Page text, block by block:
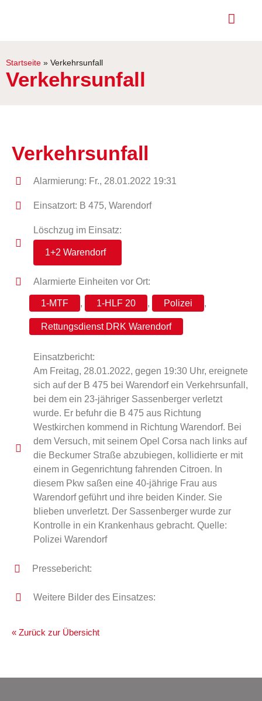
Startseite » Verkehrsunfall
Verkehrsunfall
Verkehrsunfall
Alarmierung: Fr., 28.01.2022 19:31
Einsatzort: B 475, Warendorf
Löschzug im Einsatz:
1+2 Warendorf
Alarmierte Einheiten vor Ort:
1-MTF , 1-HLF 20 , Polizei ,
Rettungsdienst DRK Warendorf
Einsatzbericht:
Am Freitag, 28.01.2022, gegen 19:30 Uhr, ereignete
sich auf der B 475 bei Warendorf ein Verkehrsunfall,
bei dem ein 23-jähriger Sassenberger verletzt
wurde. Er befuhr die B 475 aus Richtung
Westkirchen kommend in Richtung Warendorf. Bei
dem Versuch, mit seinem Opel Corsa nach links auf
die Beckumer Straße abzubiegen, kollidierte er mit
einem in Gegenrichtung fahrenden Citroen. In
diesem Pkw saßen eine 40-jährige Frau aus
Warendorf geführt und ihre beiden Kinder. Sie
blieben unverletzt. Der Sassenberger wurde zur
Kontrolle in ein Krankenhaus gebracht. Quelle:
Polizei Warendorf
Pressebericht:
Weitere Bilder des Einsatzes:
« Zurück zur Übersicht